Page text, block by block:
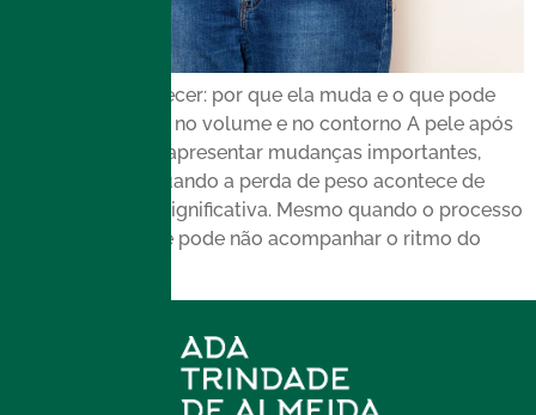
Pele após emagrecer: por que ela muda e o que pode
ajudar na firmeza, no volume e no contorno A pele após
emagrecer pode apresentar mudanças importantes,
especialmente quando a perda de peso acontece de
forma rápida ou significativa. Mesmo quando o processo
é saudável, a pele pode não acompanhar o ritmo do